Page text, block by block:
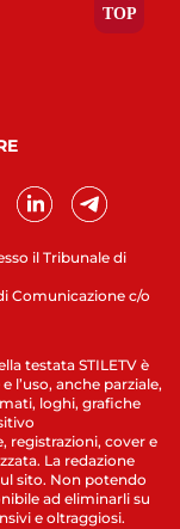
il Tribunale di
Comunicazione c/o
testata STILETV è
l’uso, anche parziale,
loghi, grafiche
registrazioni, cover e
La redazione
sito. Non potendo
ad eliminarli su
e oltraggiosi.